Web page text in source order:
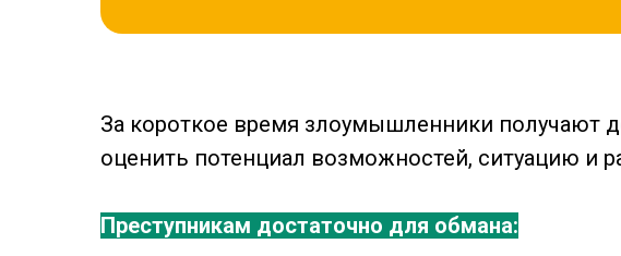
За короткое время злоумышленники получают
оценить потенциал возможностей, ситуацию и
Преступникам достаточно для обмана: